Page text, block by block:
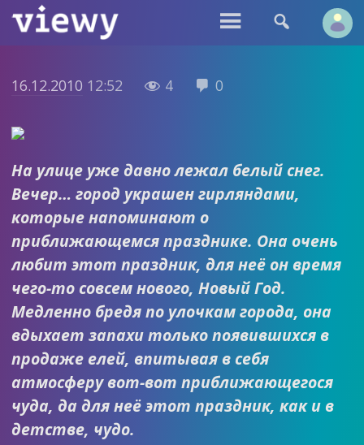
 
16.12.2010 12:52  4  0
На улице уже давно лежал белый снег.
Вечер… город украшен гирляндами,
которые напоминают о
приближающемся празднике. Она очень
любит этот праздник, для неё он время
чего-то совсем нового, Новый Год.
Медленно бредя по улочкам города, она
вдыхает запахи только появившихся в
продаже елей, впитывая в себя
атмосферу вот-вот приближающегося
чуда, да для неё этот праздник, как и в
детстве, чудо.